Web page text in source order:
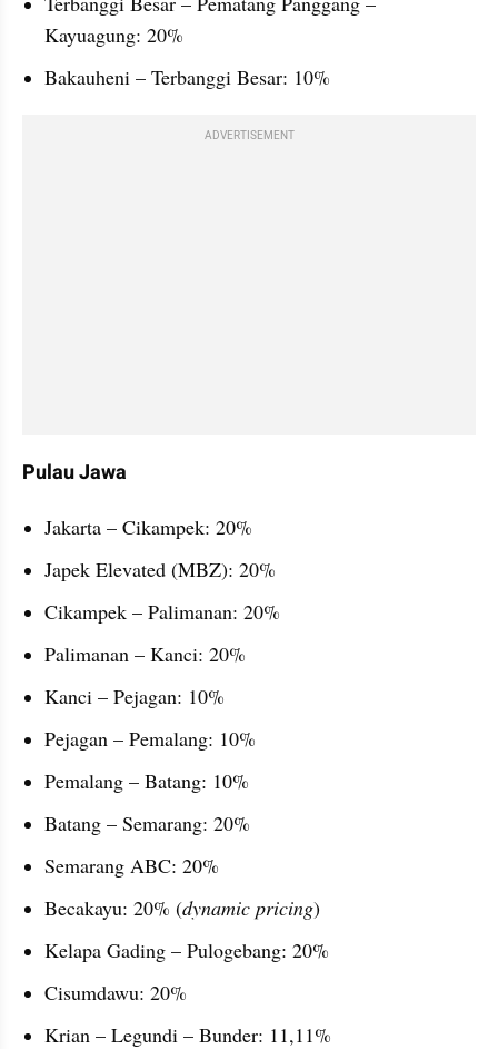
Kayuagung: 20%
Bakauheni – Terbanggi Besar: 10%
ADVERTISEMENT
Pulau Jawa
Jakarta – Cikampek: 20%
Japek Elevated (MBZ): 20%
Cikampek – Palimanan: 20%
Palimanan – Kanci: 20%
Kanci – Pejagan: 10%
Pejagan – Pemalang: 10%
Pemalang – Batang: 10%
Batang – Semarang: 20%
Semarang ABC: 20%
Becakayu: 20% (dynamic pricing)
Kelapa Gading – Pulogebang: 20%
Cisumdawu: 20%
Krian – Legundi – Bunder: 11,11%